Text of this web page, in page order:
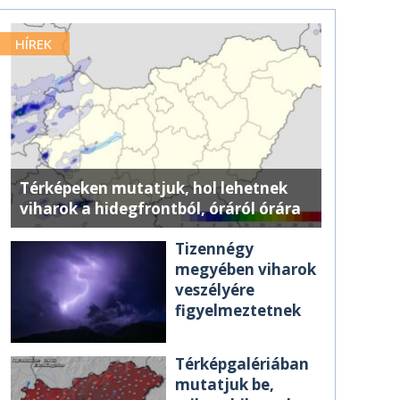
HÍREK
Térképeken mutatjuk, hol lehetnek
viharok a hidegfrontból, óráról órára
Tizennégy
megyében viharok
veszélyére
figyelmeztetnek
Térképgalériában
mutatjuk be,